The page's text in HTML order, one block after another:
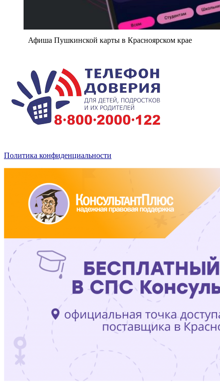
Афиша Пушкинской карты в Красноярском крае
Политика конфиденциальности